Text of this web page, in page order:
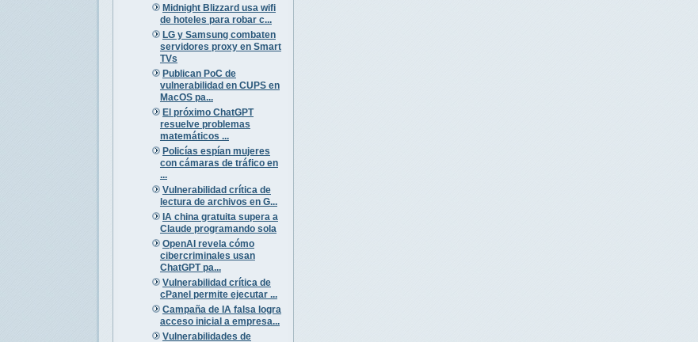
Midnight Blizzard usa wifi
de hoteles para robar c...
LG y Samsung combaten
servidores proxy en Smart
TVs
Publican PoC de
vulnerabilidad en CUPS en
MacOS pa...
El próximo ChatGPT
resuelve problemas
matemáticos ...
Policías espían mujeres
con cámaras de tráfico en
...
Vulnerabilidad crítica de
lectura de archivos en G...
IA china gratuita supera a
Claude programando sola
OpenAI revela cómo
cibercriminales usan
ChatGPT pa...
Vulnerabilidad crítica de
cPanel permite ejecutar ...
Campaña de IA falsa logra
acceso inicial a empresa...
Vulnerabilidades de